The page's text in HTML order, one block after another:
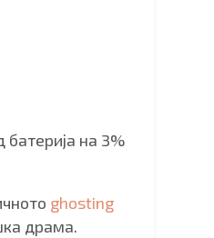
на 3%
ghosting
драма.